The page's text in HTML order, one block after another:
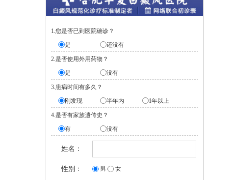
1.您是否已到医院确诊？
是
还没有
2.是否使用外用药物？
是
没有
3.患病时间有多久？
刚发现
半年内 1年以上
4.是否有家族遗传史？
有
没有
姓名：
性别： 男 女